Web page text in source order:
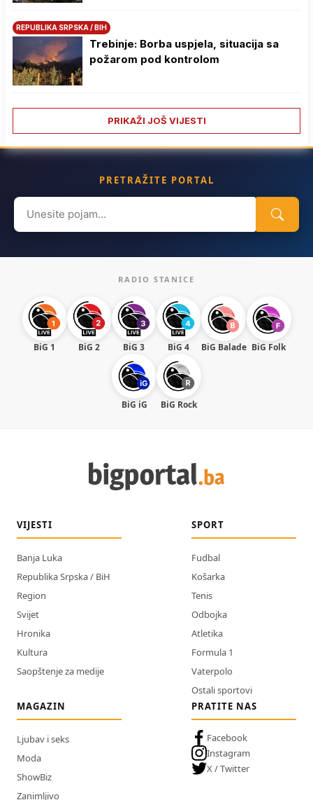
REPUBLIKA SRPSKA / BIH
Trebinje: Borba uspjela, situacija sa
požarom pod kontrolom
PRIKAŽI JOŠ VIJESTI
PRETRAŽITE PORTAL
Search
for:
RADIO STANICE
BiG 1 BiG 2 BiG 3 BiG 4 BiG Balade BiG Folk
BiG iG BiG Rock
VIJESTI
Banja Luka
Republika Srpska / BiH
Region
Svijet
Hronika
Kultura
Saopštenje za medije
SPORT
Fudbal
Košarka
Tenis
Odbojka
Atletika
Formula 1
Vaterpolo
Ostali sportovi
MAGAZIN
Ljubav i seks
Moda
ShowBiz
Zanimljivo
PRATITE NAS
Facebook
Instagram
X / Twitter